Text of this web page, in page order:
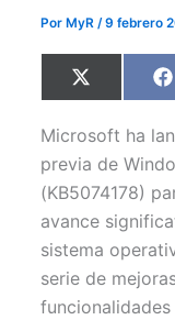
Por MyR/9 febrero
Compartir
en
X
(
w
i
t
t
e
)
F
Microsoft ha
previa de
(KB5074178)
avance
sistema
serie de